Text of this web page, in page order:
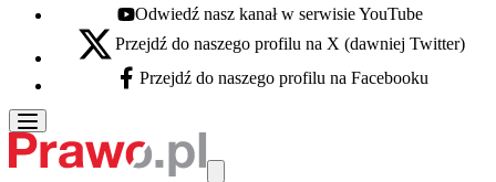
Youtube - otwiera się w nowej karcie
Odwiedź nasz kanał w serwisie YouTube
X - otwiera się w nowej karcie
Przejdź do naszego profilu na X (dawniej Twitter)
Facebook - otwiera się w nowej karcie
Przejdź do naszego profilu na Facebooku